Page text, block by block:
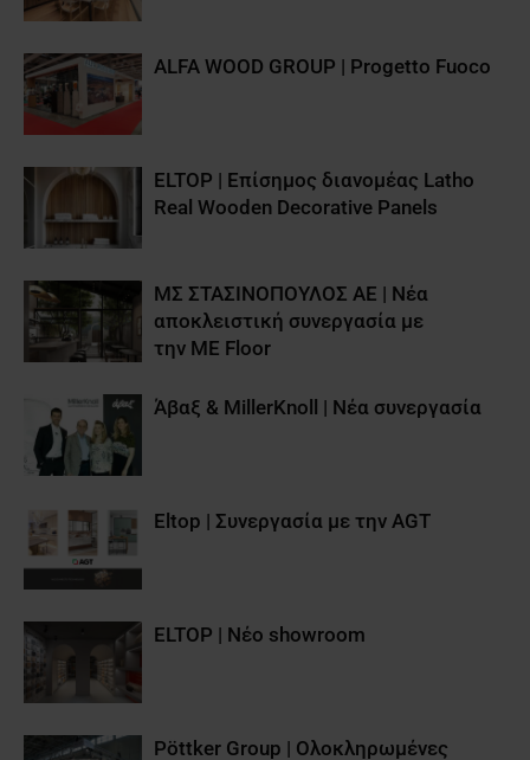
ALFA WOOD GROUP | Progetto Fuoco
ELTOP | Επίσημος διανομέας Latho
Real Wooden Decorative Panels
ΜΣ ΣΤΑΣΙΝΟΠΟΥΛΟΣ ΑΕ | Νέα
αποκλειστική συνεργασία με
την ME Floor
Άβαξ & MillerKnoll | Νέα συνεργασία
Eltop | Συνεργασία με την AGT
ELTOP | Νέο showroom
Pöttker Group | Ολοκληρωμένες